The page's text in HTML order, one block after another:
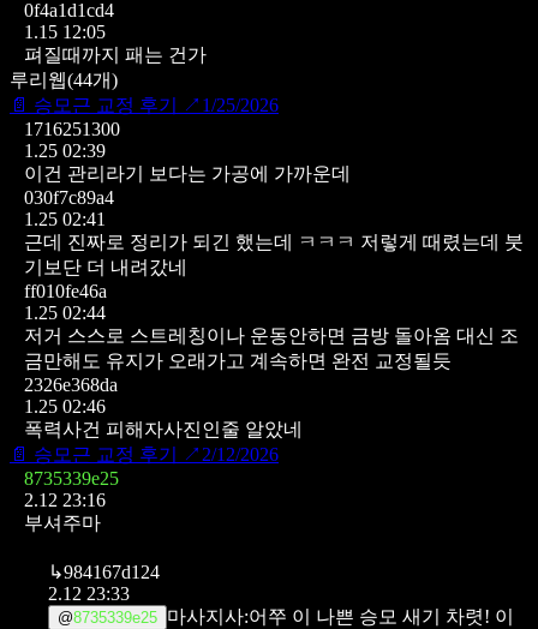
0f4a1d1cd4
1.15 12:05
펴질때까지 패는 건가
루리웹(44개)
📄 승모근 교정 후기 ↗ 1/25/2026
1716251300
1.25 02:39
이건 관리라기 보다는 가공에 가까운데
030f7c89a4
1.25 02:41
근데 진짜로 정리가 되긴 했는데 ㅋㅋㅋ 저렇게 때렸는데 붓
기보단 더 내려갔네
ff010fe46a
1.25 02:44
저거 스스로 스트레칭이나 운동안하면 금방 돌아옴 대신 조
금만해도 유지가 오래가고 계속하면 완전 교정될듯
2326e368da
1.25 02:46
폭력사건 피해자사진인줄 알았네
📄 승모근 교정 후기 ↗ 2/12/2026
8735339e25
2.12 23:16
부셔주마
↳984167d124
2.12 23:33
@8735339e25 마사지사:어쭈 이 나쁜 승모 새기 차렷! 이